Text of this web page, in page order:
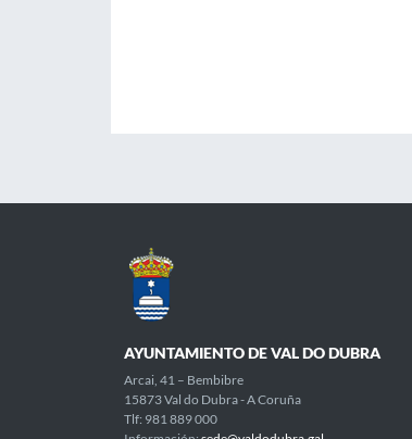
AYUNTAMIENTO DE VAL DO DUBRA
Arcai, 41 – Bembibre
15873 Val do Dubra - A Coruña
Tlf: 981 889 000